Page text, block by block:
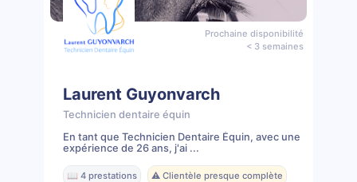
Prochaine disponibilité
< 3 semaines
Laurent Guyonvarch
Technicien dentaire équin
En tant que Technicien Dentaire Équin, avec une
expérience de 26 ans, j'ai ...
📖 4 prestations ⚠️ Clientèle presque complète